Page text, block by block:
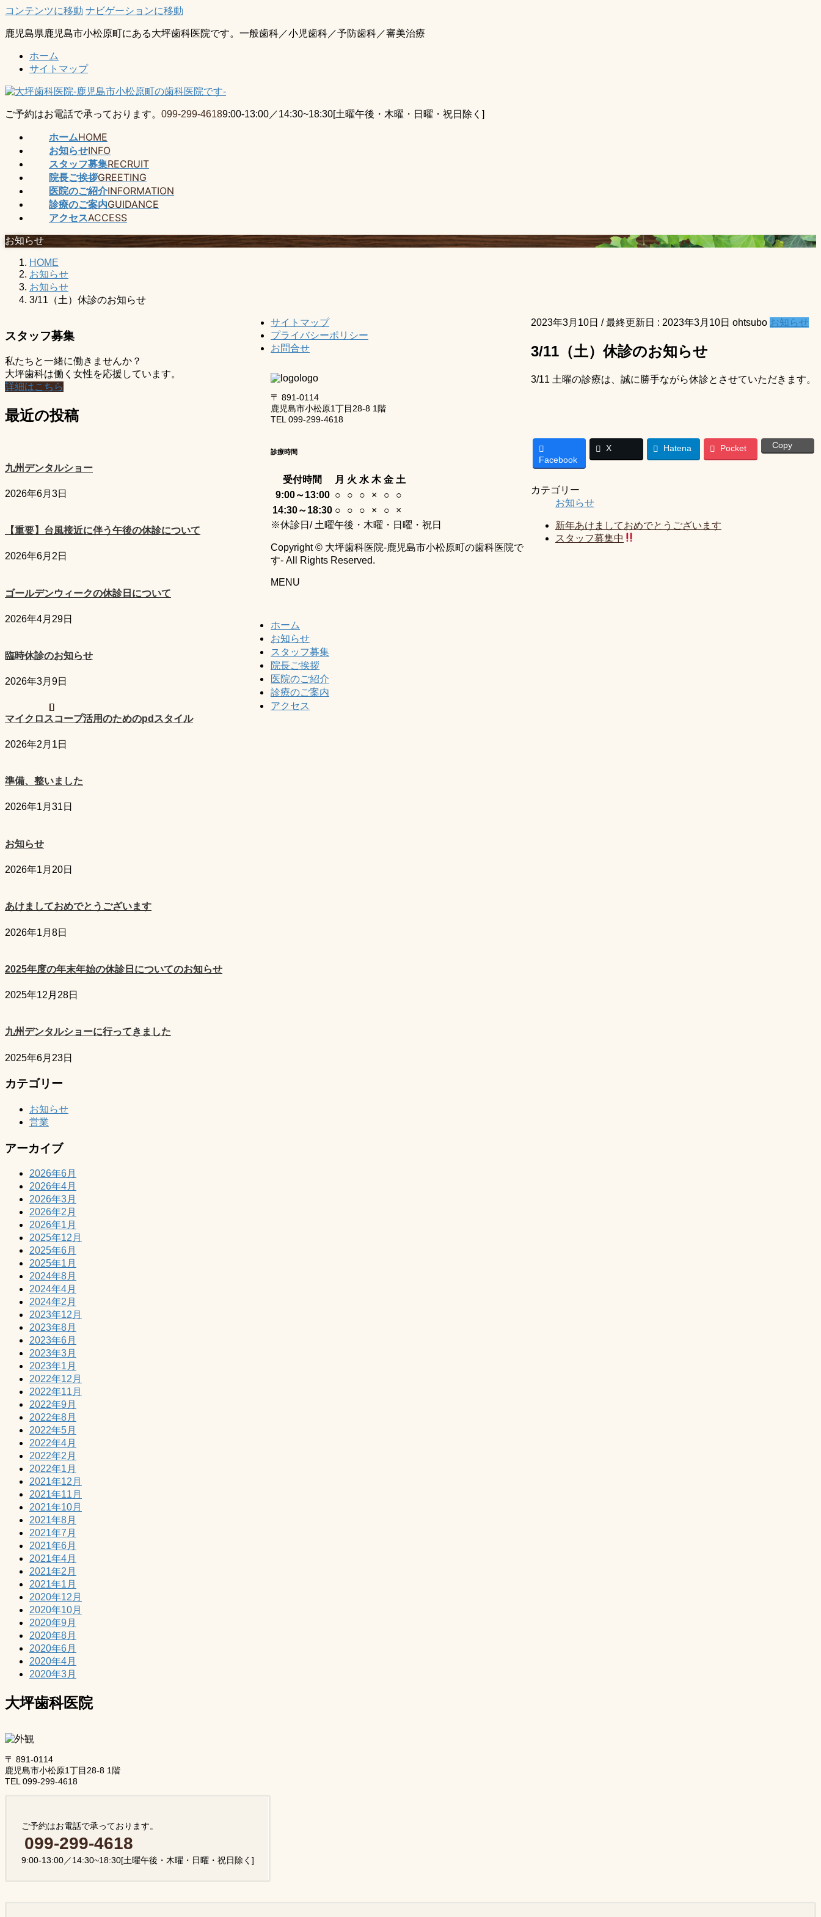
コンテンツに移動 ナビゲーションに移動
鹿児島県鹿児島市小松原町にある大坪歯科医院です。一般歯科／小児歯科／予防歯科／審美治療
ホーム
サイトマップ
ご予約はお電話で承っております。 099-299-46189:00-13:00／14:30~18:30[土曜午後・木曜・日曜・祝日除く]
ホームHOME
お知らせINFO
スタッフ募集RECRUIT
院長ご挨拶GREETING
医院のご紹介INFORMATION
診療のご案内GUIDANCE
アクセスACCESS
お知らせ
HOME
お知らせ
お知らせ
3/11（土）休診のお知らせ
2023年3月10日 / 最終更新日 : 2023年3月10日 ohtsubo お知らせ
3/11（土）休診のお知らせ
3/11 土曜の診療は、誠に勝手ながら休診とさせていただきます。
Facebook
X Hatena Pocket Copy
カテゴリー
お知らせ
新年あけましておめでとうございます
スタッフ募集中
スタッフ募集
私たちと一緒に働きませんか？
大坪歯科は働く女性を応援しています。
詳細はこちら
最近の投稿
九州デンタルショー
2026年6月3日
【重要】台風接近に伴う午後の休診について
2026年6月2日
ゴールデンウィークの休診日について
2026年4月29日
臨時休診のお知らせ
2026年3月9日
マイクロスコープ活用のためのpdスタイル
2026年2月1日
準備、整いました
2026年1月31日
お知らせ
2026年1月20日
あけましておめでとうございます
2026年1月8日
2025年度の年末年始の休診日についてのお知らせ
2025年12月28日
九州デンタルショーに行ってきました
2025年6月23日
カテゴリー
お知らせ
営業
アーカイブ
2026年6月
2026年4月
2026年3月
2026年2月
2026年1月
2025年12月
2025年6月
2025年1月
2024年8月
2024年4月
2024年2月
2023年12月
2023年8月
2023年6月
2023年3月
2023年1月
2022年12月
2022年11月
2022年9月
2022年8月
2022年5月
2022年4月
2022年2月
2022年1月
2021年12月
2021年11月
2021年10月
2021年8月
2021年7月
2021年6月
2021年4月
2021年2月
2021年1月
2020年12月
2020年10月
2020年9月
2020年8月
2020年6月
2020年4月
2020年3月
大坪歯科医院
〒 891-0114
鹿児島市小松原1丁目28-8 1階
TEL 099-299-4618
ご予約はお電話で承っております。
099-299-4618
9:00-13:00／14:30~18:30[土曜午後・木曜・日曜・祝日除く]
サイトマップ
プライバシーポリシー
お問合せ
〒 891-0114
鹿児島市小松原1丁目28-8 1階
TEL 099-299-4618
診療時間
受付時間 月 火 水 木 金 土
9:00～13:00 ○ ○ ○ × ○
○
14:30～18:30 ○ ○ ○ × ○
×
※休診日/ 土曜午後・木曜・日曜・祝日
Copyright © 大坪歯科医院-鹿児島市小松原町の歯科医院で
す- All Rights Reserved.
MENU
ホーム
お知らせ
スタッフ募集
院長ご挨拶
医院のご紹介
診療のご案内
アクセス